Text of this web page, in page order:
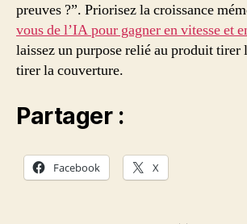
preuves ?”. Priorisez la croissance
vous de l’IA pour gagner en vitesse et
laissez un purpose relié au produit tirer
tirer la couverture.
Partager :
Facebook X